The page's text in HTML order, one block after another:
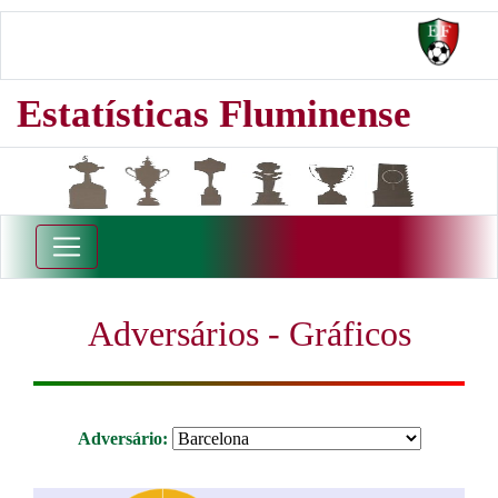
Estatísticas Fluminense
Adversários - Gráficos
Adversário: